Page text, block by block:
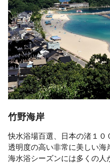
竹野海岸
快水浴場百選、日本の渚１０
透明度の高い非常に美しい海
海水浴シーズンには多くの人